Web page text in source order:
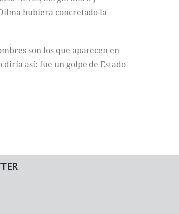
hubiera concretado la
son los que aparecen en
así: fue un golpe de Estado